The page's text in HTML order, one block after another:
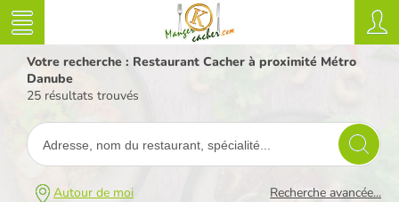
Votre recherche : Restaurant Cacher à proximité Métro
Danube
25 résultats trouvés
Autour de moi Recherche avancée...